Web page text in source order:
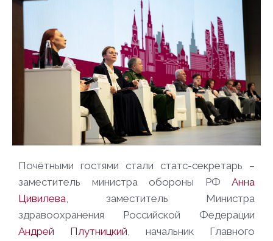
Почётными гостями стали статс-секретарь –
заместитель министра обороны РФ Анна
Цивилева, заместитель Министра
здравоохранения Российской Федерации
Андрей Плутницкий, начальник Главного